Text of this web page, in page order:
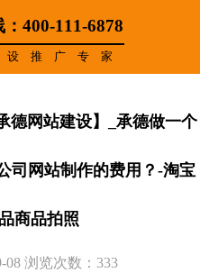
400-111-6878
设推广专家
德网站建设】_承德做一个
司网站制作的费用？-淘宝
商品拍照
08 浏览次数：333